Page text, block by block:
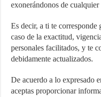
exonerándonos de
Es decir, a ti te
caso de la exactitud,
personales facilitados, y te
debidamente actualizados.
De acuerdo a lo expresado
aceptas proporcionar